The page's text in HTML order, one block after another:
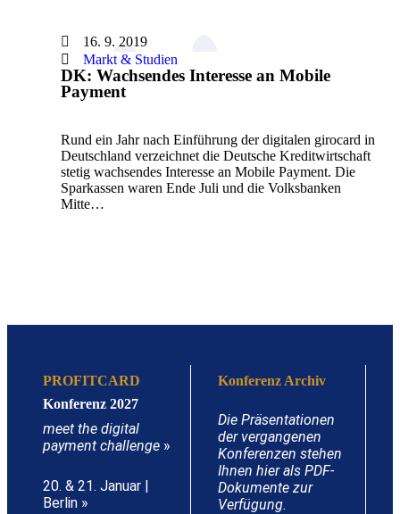
16. 9. 2019
Markt & Studien
DK: Wachsendes Interesse an Mobile
Payment
Rund ein Jahr nach Einführung der digitalen girocard in
Deutschland verzeichnet die Deutsche Kreditwirtschaft
stetig wachsendes Interesse an Mobile Payment. Die
Sparkassen waren Ende Juli und die Volksbanken
Mitte…
PROFITCARD
Konferenz 2027
meet the digital
payment challenge »
20. & 21. Januar |
Berlin »
Konferenz Archiv
Die Präsentationen
der vergangenen
Konferenzen stehen
Ihnen hier als PDF-
Dokumente zur
Verfügung.